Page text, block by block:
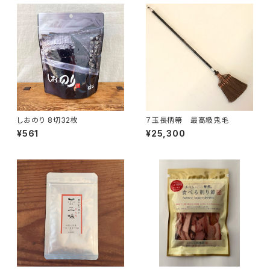
しおのり 8切32枚
¥561
７玉長柄箒 最高級鬼毛
¥25,300